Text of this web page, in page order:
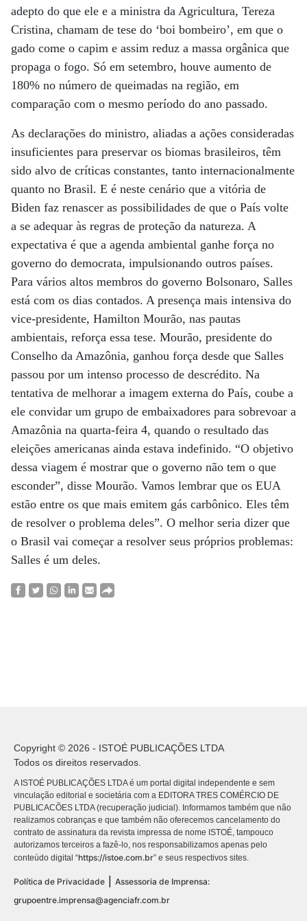
adepto do que ele e a ministra da Agricultura, Tereza
Cristina, chamam de tese do ‘boi bombeiro’, em que o
gado come o capim e assim reduz a massa orgânica que
propaga o fogo. Só em setembro, houve aumento de
180% no número de queimadas na região, em
comparação com o mesmo período do ano passado.
As declarações do ministro, aliadas a ações consideradas
insuficientes para preservar os biomas brasileiros, têm
sido alvo de críticas constantes, tanto internacionalmente
quanto no Brasil. E é neste cenário que a vitória de
Biden faz renascer as possibilidades de que o País volte
a se adequar às regras de proteção da natureza. A
expectativa é que a agenda ambiental ganhe força no
governo do democrata, impulsionando outros países.
Para vários altos membros do governo Bolsonaro, Salles
está com os dias contados. A presença mais intensiva do
vice-presidente, Hamilton Mourão, nas pautas
ambientais, reforça essa tese. Mourão, presidente do
Conselho da Amazônia, ganhou força desde que Salles
passou por um intenso processo de descrédito. Na
tentativa de melhorar a imagem externa do País, coube a
ele convidar um grupo de embaixadores para sobrevoar a
Amazônia na quarta-feira 4, quando o resultado das
eleições americanas ainda estava indefinido. “O objetivo
dessa viagem é mostrar que o governo não tem o que
esconder”, disse Mourão. Vamos lembrar que os EUA
estão entre os que mais emitem gás carbônico. Eles têm
de resolver o problema deles”. O melhor seria dizer que
o Brasil vai começar a resolver seus próprios problemas:
Salles é um deles.
Copyright © 2026 - ISTOÉ PUBLICAÇÕES LTDA
Todos os direitos reservados.
A ISTOÉ PUBLICAÇÕES LTDA é um portal digital independente e sem
vinculação editorial e societária com a EDITORA TRES COMÉRCIO DE
PUBLICACÕES LTDA (recuperação judicial). Informamos também que não
realizamos cobranças e que também não oferecemos cancelamento do
contrato de assinatura da revista impressa de nome ISTOÉ, tampouco
autorizamos terceiros a fazê-lo, nos responsabilizamos apenas pelo
conteúdo digital “https://istoe.com.br” e seus respectivos sites.
Política de Privacidade
Assessoria de Imprensa:
grupoentre.imprensa@agenciafr.com.br